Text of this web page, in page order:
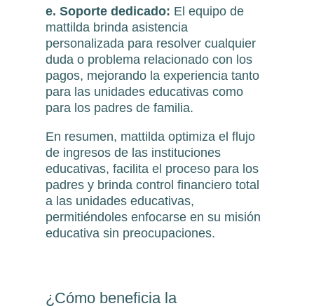
e. Soporte dedicado: El equipo de
mattilda brinda asistencia
personalizada para resolver cualquier
duda o problema relacionado con los
pagos, mejorando la experiencia tanto
para las unidades educativas como
para los padres de familia.
En resumen, mattilda optimiza el flujo
de ingresos de las instituciones
educativas, facilita el proceso para los
padres y brinda control financiero total
a las unidades educativas,
permitiéndoles enfocarse en su misión
educativa sin preocupaciones.
¿Cómo beneficia la